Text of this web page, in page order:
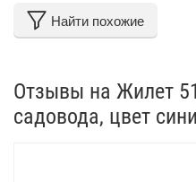
Найти похожие
Отзывы на Жилет
садовода, цвет